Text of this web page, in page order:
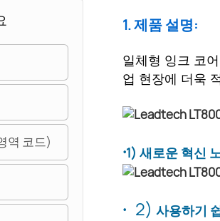
1. 제품 설명:
일체형 잉크 코
업 현장에 더욱
·1) 새로운 혁신
· 2)사용하기
역 코드)